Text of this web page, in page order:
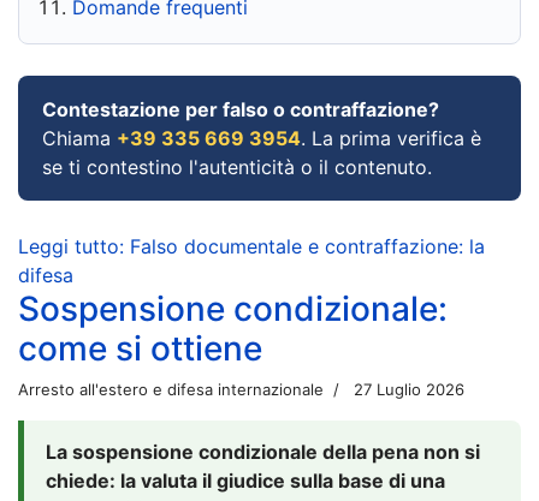
Domande frequenti
Contestazione per falso o contraffazione?
Chiama +39 335 669 3954. La prima verifica è
se ti contestino l'autenticità o il contenuto.
Leggi tutto: Falso documentale e contraffazione: la
difesa
Sospensione condizionale:
come si ottiene
Arresto all'estero e difesa internazionale 27 Luglio 2026
La sospensione condizionale della pena non si
chiede: la valuta il giudice sulla base di una